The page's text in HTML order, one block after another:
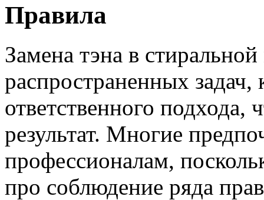
Правила
Замена тэна в
распространенных задач,
ответственного подхода,
результат. Многие
профессионалам,
про соблюдение ряда